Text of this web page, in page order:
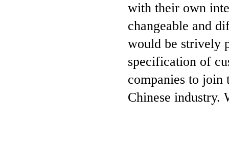
with their own
changeable and
would be strively
specification of
companies to join
Chinese